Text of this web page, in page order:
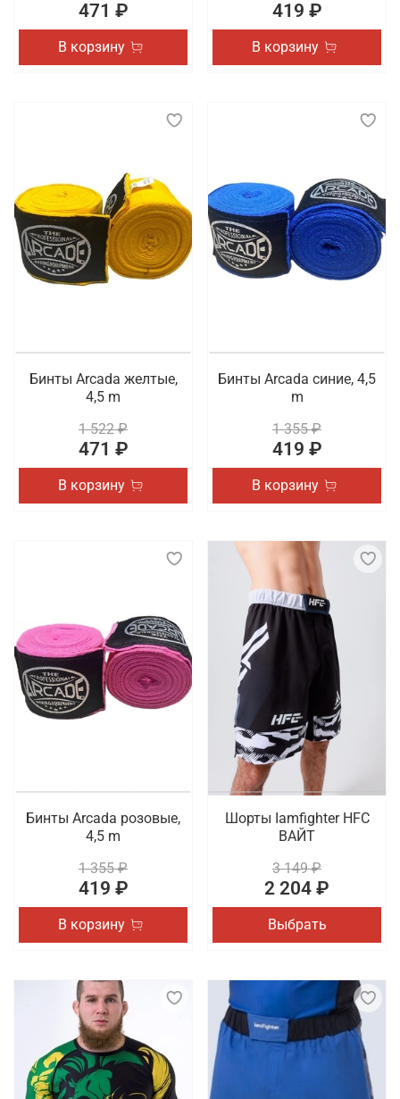
471 ₽
В корзину
419 ₽
В корзину
Бинты Arcada желтые,
4,5 m
1 522 ₽
471 ₽
В корзину
Бинты Arcada синие, 4,5
m
1 355 ₽
419 ₽
В корзину
Бинты Arcada розовые,
4,5 m
1 355 ₽
419 ₽
В корзину
Шорты Iamfighter HFC
ВАЙТ
3 149 ₽
2 204 ₽
Выбрать